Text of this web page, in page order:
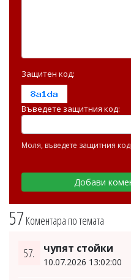
57 Коментара по темата
57. чупят стойки
10.07.2026 13:02:00
Защитен код:
Въведете защитния код:
Моля, въведете защитния код